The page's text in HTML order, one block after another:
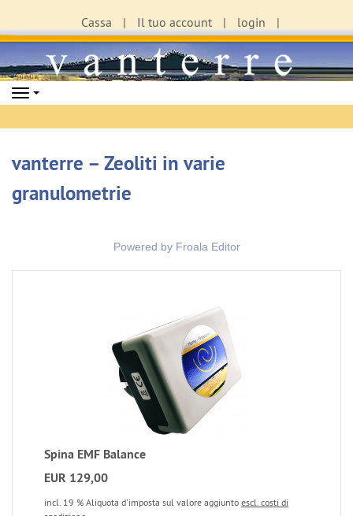
Cassa Il tuo account login
Navigation
vanterre – Zeoliti in varie
granulometrie
Powered by Froala Editor
Spina EMF Balance
EUR 129,00
incl. 19 % Aliquota d'imposta sul valore aggiunto escl. costi di